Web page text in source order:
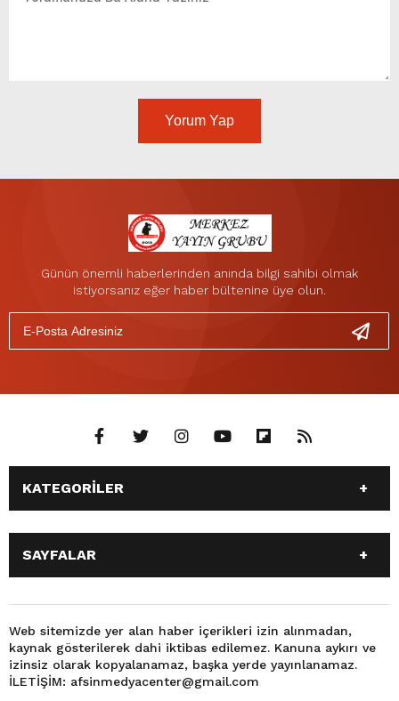
Yorum Yap
Günün önemli haberlerinden anında bilgi sahibi olmak
istiyorsanız eğer haber bültenine üye olun.
KATEGORİLER
ANASAYFA
GÜNDEM
SİYASET
SPOR
EKONOMİ
TEKNOLOJİ
3. SAYFA
BÜYÜKŞEHİR BELEDİYESİ
DÜNYA
FOTO GALERİ
KÜLTÜR SANAT
MAGAZİN
OTOMOBİL
SAYFALAR
SİYASET
EĞİTİM
SPOR
EKONOMİ
TEKNOLOJİ
3. SAYFA
Web sitemizde yer alan haber içerikleri izin alınmadan,
kaynak gösterilerek dahi iktibas edilemez. Kanuna aykırı ve
izinsiz olarak kopyalanamaz, başka yerde yayınlanamaz.
İLETİŞİM: afsinmedyacenter@gmail.com